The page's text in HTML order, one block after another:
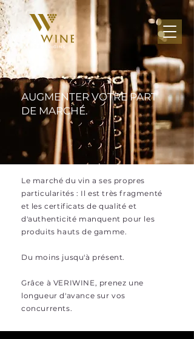
AUGMENTER VOTRE PART
DE MARCHÉ.
Le marché du vin a ses propres
particularités : Il est très fragmenté
et les certificats de qualité et
d'authenticité manquent pour les
produits hauts de gamme.
Du moins jusqu'à présent.
Grâce à VERIWINE, prenez une
longueur d'avance sur vos
concurrents.